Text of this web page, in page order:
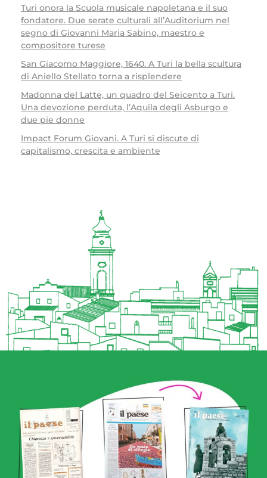
Turi onora la Scuola musicale napoletana e il suo
fondatore. Due serate culturali all’Auditorium nel
segno di Giovanni Maria Sabino, maestro e
compositore turese
San Giacomo Maggiore, 1640. A Turi la bella scultura
di Aniello Stellato torna a risplendere
Madonna del Latte, un quadro del Seicento a Turi.
Una devozione perduta, l’Aquila degli Asburgo e
due pie donne
Impact Forum Giovani. A Turi si discute di
capitalismo, crescita e ambiente